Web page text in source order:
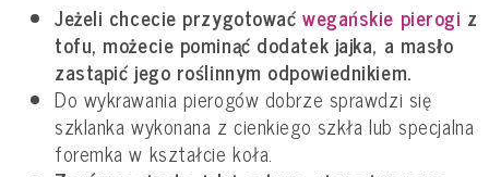
Jeżeli chcecie przygotować wegańskie pierogi z
tofu, możecie pominąć dodatek jajka, a masło
zastąpić jego roślinnym odpowiednikiem.
Do wykrawania pierogów dobrze sprawdzi się
szklanka wykonana z cienkiego szkła lub specjalna
foremka w kształcie koła.